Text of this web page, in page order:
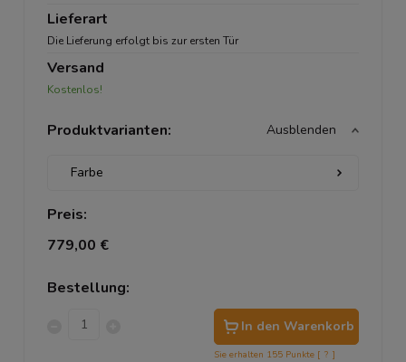
Lieferart
Die Lieferung erfolgt bis zur ersten Tür
Versand
Kostenlos!
Produktvarianten: Ausblenden
Preis:
779,00 €
Bestellung:
In den Warenkorb
Sie erhalten 155 Punkte [ ? ]